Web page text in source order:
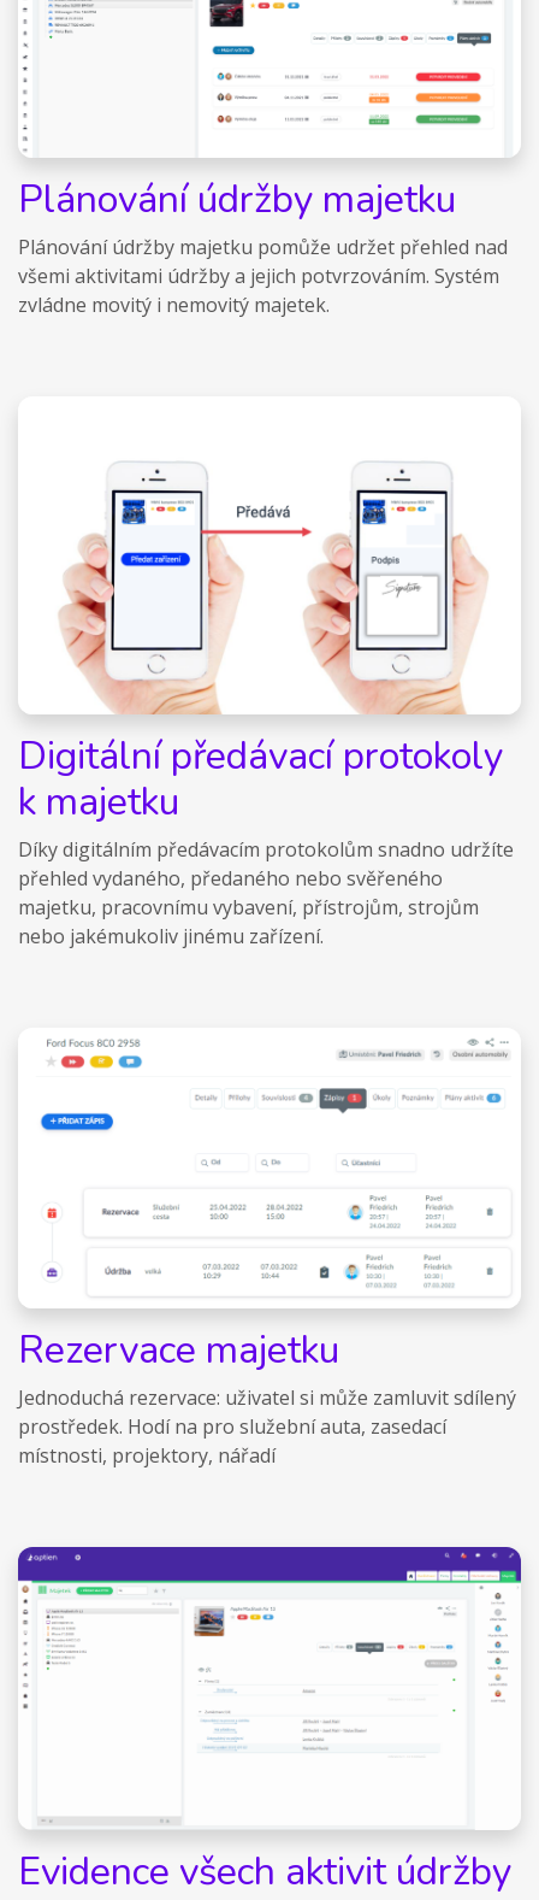
Plánování údržby majetku
Plánování údržby majetku pomůže udržet přehled nad
všemi aktivitami údržby a jejich potvrzováním. Systém
zvládne movitý i nemovitý majetek.
Digitální předávací protokoly
k majetku
Díky digitálním předávacím protokolům snadno udržíte
přehled vydaného, předaného nebo svěřeného
majetku, pracovnímu vybavení, přístrojům, strojům
nebo jakémukoliv jinému zařízení.
Rezervace majetku
Jednoduchá rezervace: uživatel si může zamluvit sdílený
prostředek. Hodí na pro služební auta, zasedací
místnosti, projektory, nářadí
Evidence všech aktivit údržby